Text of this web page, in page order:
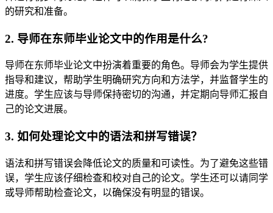
的研究和准备。
2. 导师在东师毕业论文中的作用是什么?
导师在东师毕业论文中扮演着重要的角色。导师会为学生提供
指导和建议，帮助学生明确研究方向和方法学，并监督学生的
进度。学生应该与导师保持密切的沟通，并定期向导师汇报自
己的论文进展。
3. 如何处理论文中的语法和拼写错误？
语法和拼写错误会降低论文的质量和可读性。为了避免这些错
误，学生应该仔细检查和校对自己的论文。学生还可以请同学
或导师帮助检查论文，以确保没有明显的错误。